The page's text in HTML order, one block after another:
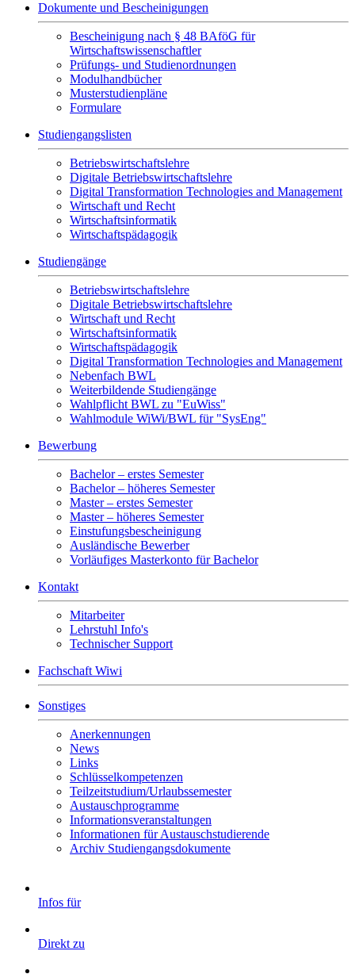
Dokumente und Bescheinigungen
Bescheinigung nach § 48 BAföG für
Wirtschaftswissenschaftler
Prüfungs- und Studienordnungen
Modulhandbücher
Musterstudienpläne
Formulare
Studiengangslisten
Betriebswirtschaftslehre
Digitale Betriebswirtschaftslehre
Digital Transformation Technologies and Management
Wirtschaft und Recht
Wirtschaftsinformatik
Wirtschaftspädagogik
Studiengänge
Betriebswirtschaftslehre
Digitale Betriebswirtschaftslehre
Wirtschaft und Recht
Wirtschaftsinformatik
Wirtschaftspädagogik
Digital Transformation Technologies and Management
Nebenfach BWL
Weiterbildende Studiengänge
Wahlpflicht BWL zu "EuWiss"
Wahlmodule WiWi/BWL für "SysEng"
Bewerbung
Bachelor – erstes Semester
Bachelor – höheres Semester
Master – erstes Semester
Master – höheres Semester
Einstufungsbescheinigung
Ausländische Bewerber
Vorläufiges Masterkonto für Bachelor
Kontakt
Mitarbeiter
Lehrstuhl Info's
Technischer Support
Fachschaft Wiwi
Sonstiges
Anerkennungen
News
Links
Schlüsselkompetenzen
Teilzeitstudium/Urlaubssemester
Austauschprogramme
Informationsveranstaltungen
Informationen für Austauschstudierende
Archiv Studiengangsdokumente
Infos für
Direkt zu